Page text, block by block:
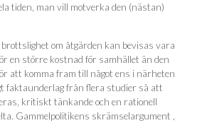
tiden, man vill motverka den (nästan)
om åtgärden kan bevisas vara
en större kostnad för samhället än den
att komma fram till något ens i närheten
faktaunderlag från flera studier så att
kritiskt tänkande och en rationell
Gammelpolitikens skrämselargument ,